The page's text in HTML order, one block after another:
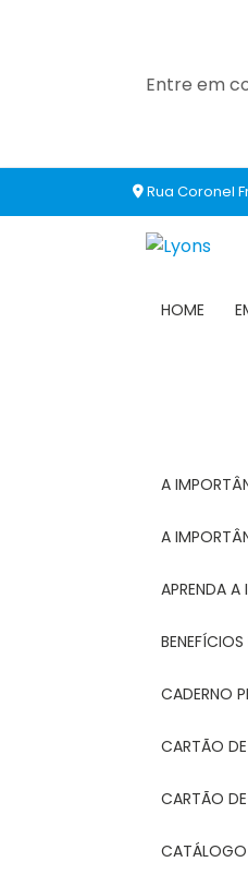
Entre em
Rua Coronel
HOME
A
A
APRENDA
CARTÃO
CARTÃO